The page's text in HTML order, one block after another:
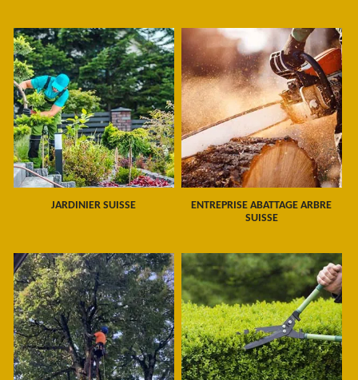
JARDINIER SUISSE
ENTREPRISE ABATTAGE ARBRE
SUISSE